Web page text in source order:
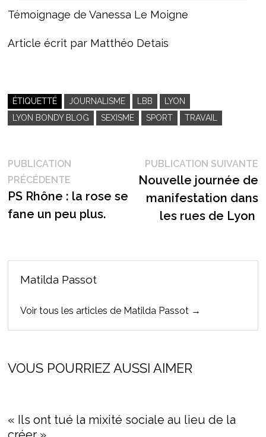
Témoignage de Vanessa Le Moigne
Article écrit par Matthéo Detais
ÉTIQUETTÉ JOURNALISME LBB
LYON
LYON BONDY BLOG
SEXISME SPORT TRAVAIL
Navigation
de
l’article
PUBLICATION
PRÉCÉDENTEPublication
précédente :
PS Rhône : la rose se
fane un peu plus.
PUBLICATION SUIVANTE
Nouvelle journée de
manifestation dans
les rues de Lyon
Matilda Passot
Voir tous les articles de Matilda Passot →
VOUS POURRIEZ AUSSI AIMER
« Ils ont tué la mixité sociale au lieu de la